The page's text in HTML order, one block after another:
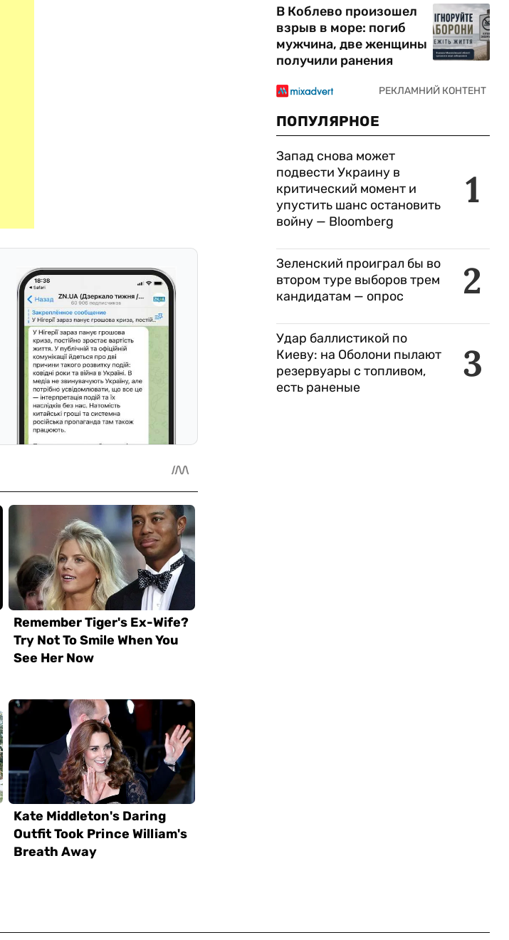
В Коблево произошел
взрыв в море: погиб
мужчина, две женщины
получили ранения
ПОПУЛЯРНОЕ
1
Запад снова может
подвести Украину в
критический момент и
упустить шанс остановить
войну — Bloomberg
2
Зеленский проиграл бы во
втором туре выборов трем
кандидатам — опрос
3
Удар баллистикой по
Киеву: на Оболони пылают
резервуары с топливом,
есть раненые